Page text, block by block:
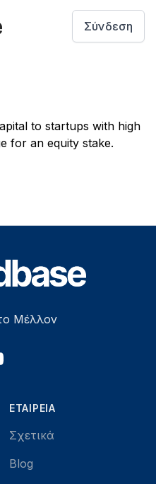
Σύνδεση
to startups with high
for an equity stake.
Μέλλον
ΕΤΑΙΡΕΊΑ
Σχετικά
Blog